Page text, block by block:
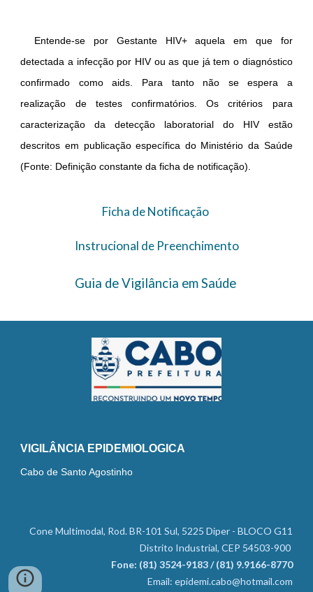
Entende-se por Gestante HIV+ aquela em que for
detectada a infecção por HIV ou as que já tem o diagnóstico
confirmado como aids. Para tanto não se espera a
realização de testes confirmatórios. Os critérios para
caracterização da detecção laboratorial do HIV estão
descritos em publicação específica do Ministério da Saúde
(Fonte: Definição constante da ficha de notificação).
Ficha de Notificação
Instrucional de Preenchimento
Guia de Vigilância em Saúde
VIGILÂNCIA EPIDEMIOLOGICA
Cabo de Santo Agostinho
Cone Multimodal, Rod. BR-101 Sul, 5225 Diper - BLOCO G11
Distrito Industrial, CEP 54503-900
Fone: (81) 3524-9183 / (81) 9.9166-8770
Email: epidemi.cabo@hotmail.com